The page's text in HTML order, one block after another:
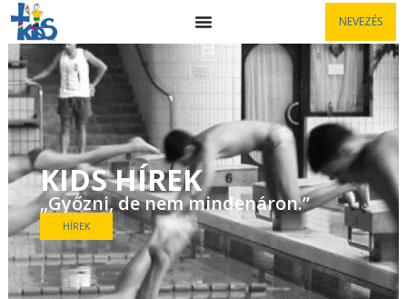
NEVEZÉS
KIDS HÍREK
„Győzni, de nem mindenáron.”
HÍREK